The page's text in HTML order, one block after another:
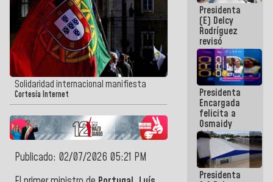
Solidaridad internacional manifiesta
Cortesía Internet
Publicado: 02/07/2026 05:21 PM
Centroamericanos
y del Caribe
2026
Presidenta
(E) Delcy
Rodríguez
revisó
agenda
económica y
ejecución de
fondos de
emergencia
post-sismos
Presidenta
Encargada
felicita a
Osmaidy
Arias y
Giraly
Marcano por
hacer
historia en
Presidenta